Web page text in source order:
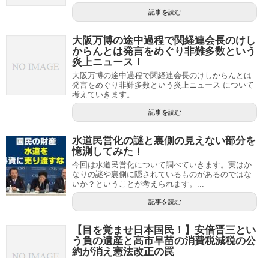
記事を読む
大阪万博の途中過程で関経連会長のけし
からんとは発言をめぐり非難多数という
炎上ニュース！
大阪万博の途中過程で関経連会長のけしからんとは
発言をめぐり非難多数という炎上ニュース について
考えていきます。
記事を読む
水道民営化の謎と裏側の見えない部分を
憶測してみた！
今回は水道民営化について調べていきます。実はか
なりの謎や裏側に隠されているものがあるのではな
いか？ということが考えられます。...
記事を読む
【目を覚ませ日本国民！】安倍晋三とい
う負の遺産と高市早苗の消費税減税の公
約が消え憲法改正の罠